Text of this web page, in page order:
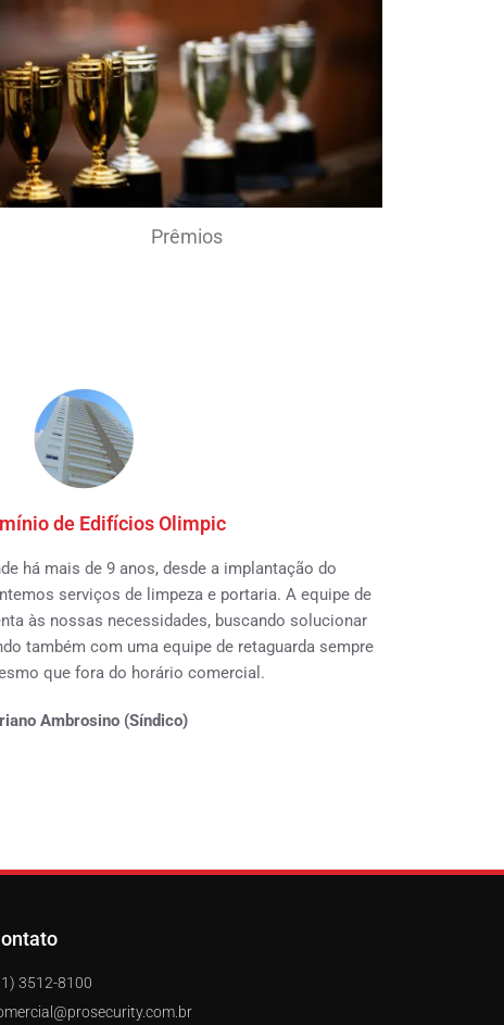
Prêmios
de Edifícios Olimpic
há mais de 9 anos, desde a implantação do
serviços de limpeza e portaria. A equipe de
às nossas necessidades, buscando solucionar
também com uma equipe de retaguarda sempre
que fora do horário comercial.
Ambrosino (Síndico)
3512-8100